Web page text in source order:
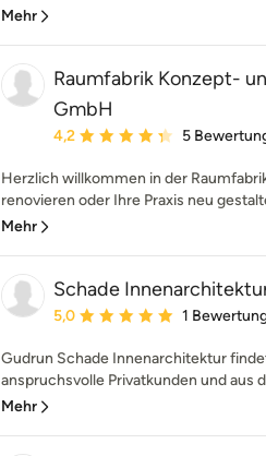
Mehr
Raumfabrik Konzept-
GmbH
Durchschnittliche Bewertung:
4,2 5
Herzlich willkommen in der
renovieren oder Ihre Praxis neu
Mehr
Schade
Durchschnittliche Bewertung:
5,0 1
Gudrun Schade Innenarchitektur
anspruchsvolle Privatkunden und aus
Mehr